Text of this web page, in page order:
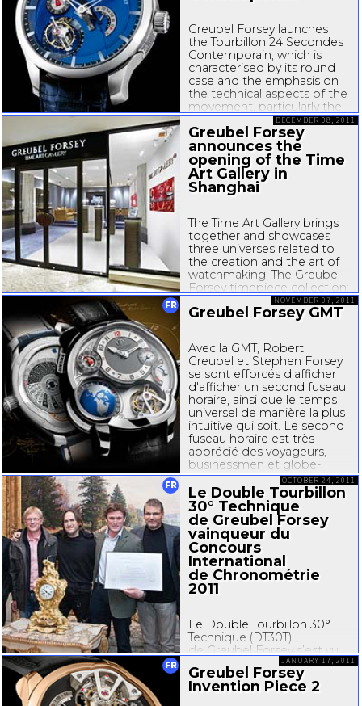
Greubel Forsey launches
the Tourbillon 24 Secondes
Contemporain, which is
characterised by its round
case and the emphasis on
the technical aspects of the
movement, particularly the
tourbillon. With the
Tourbillon 24 Secondes
Contemporain, Robert
Greubel and Stephen
Forsey have once again
challenged...
Greubel Forsey
announces the
opening of the Time
Art Gallery in
Shanghai
The Time Art Gallery brings
together and showcases
three universes related to
the creation and the art of
watchmaking: The Greubel
Forsey timepiece collection;
the co-creation process
undertaken with
watchmakers whose work
Robert Greubel and
Stephen...
DECEMBER 08, 2011
FR Greubel Forsey GMT
Avec la GMT, Robert
Greubel et Stephen Forsey
se sont efforcés d'afficher
d'afficher un second fuseau
horaire, ainsi que le temps
universel de manière la plus
intuitive qui soit. Le second
fuseau horaire est très
apprécié des voyageurs,
businessmen et globe-
trotters autour du monde.
La...
NOVEMBER 07, 2011
FR
Le Double Tourbillon
30° Technique
de Greubel Forsey
vainqueur du
Concours
International
de Chronométrie
2011
Le Double Tourbillon 30°
Technique (DT30T)
de Greubel Forsey s’est vu
décerner le 1er prix du
Concours International
de Chronométrie 2011 qui
OCTOBER 24, 2011
FR
Greubel Forsey
Invention Piece 2
JANUARY 17, 2011